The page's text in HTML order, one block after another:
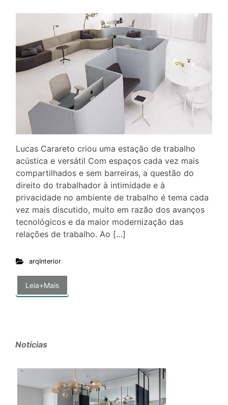
Lucas Carareto criou uma estação de trabalho
acústica e versátil Com espaços cada vez mais
compartilhados e sem barreiras, a questão do
direito do trabalhador à intimidade e à
privacidade no ambiente de trabalho é tema cada
vez mais discutido, muito em razão dos avanços
tecnológicos e da maior modernização das
relações de trabalho. Ao […]
arqInterior
Leia+Mais
Notícias